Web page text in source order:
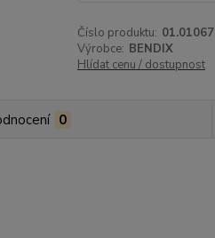
Číslo produktu: 01.01067
Výrobce: BENDIX
Hlídat cenu / dostupnost
0